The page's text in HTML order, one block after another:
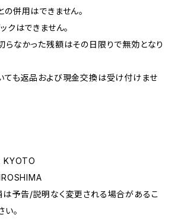
併用はできません。
クはできません。
らなかった残額はその日限りで無効となり
ても返品および現金交換は受け付けませ
KYOTO
予告/説明なく変更される場合があるこ
。